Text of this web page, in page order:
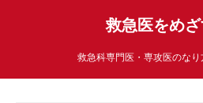
救急医をめ
救急科専門医・専攻医のなり